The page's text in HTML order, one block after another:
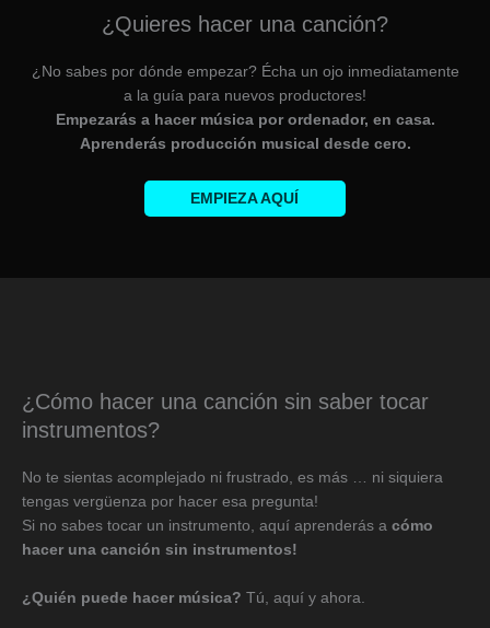
¿Quieres hacer una canción?
¿No sabes por dónde empezar? Écha un ojo inmediatamente
a la guía para nuevos productores!
Empezarás a hacer música por ordenador, en casa.
Aprenderás producción musical desde cero.
EMPIEZA AQUÍ
¿Cómo hacer una canción sin saber tocar
instrumentos?
No te sientas acomplejado ni frustrado, es más … ni siquiera
tengas vergüenza por hacer esa pregunta!
Si no sabes tocar un instrumento, aquí aprenderás a cómo
hacer una canción sin instrumentos!
¿Quién puede hacer música? Tú, aquí y ahora.